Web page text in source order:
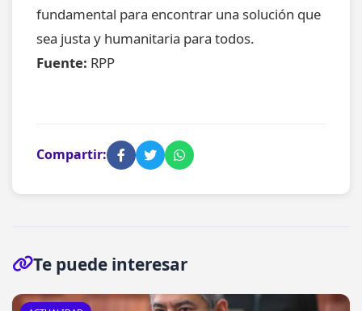
fundamental para encontrar una solución que
sea justa y humanitaria para todos.
Fuente: RPP
Compartir:
Te puede interesar